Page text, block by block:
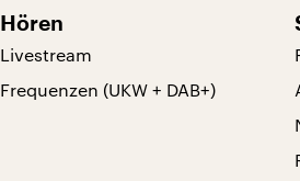
Hören
Livestream
Frequenzen (UKW + DAB+)